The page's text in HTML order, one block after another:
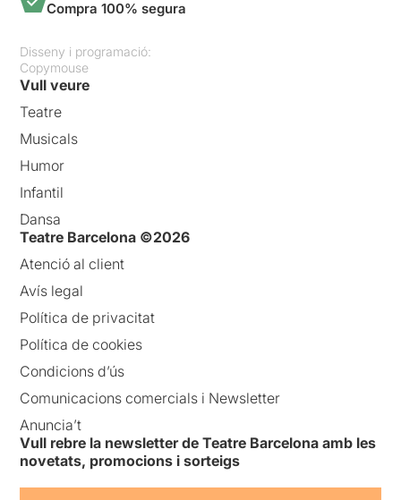
Compra 100% segura
Disseny i programació:
Copymouse
Vull veure
Teatre
Musicals
Humor
Infantil
Dansa
Teatre Barcelona ©2026
Atenció al client
Avís legal
Política de privacitat
Política de cookies
Condicions d’ús
Comunicacions comercials i Newsletter
Anuncia’t
Vull rebre la newsletter de Teatre Barcelona amb les
novetats, promocions i sorteigs